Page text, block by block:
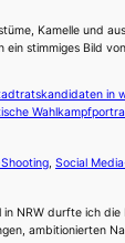
Kamelle und
ein stimmiges Bild
, Social
in NRW durfte ich
ambitionierten